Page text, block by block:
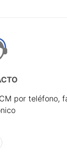
por teléfono,